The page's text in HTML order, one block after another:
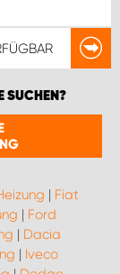
SUCHEN?
| Fiat
| Ford
| Dacia
| Iveco